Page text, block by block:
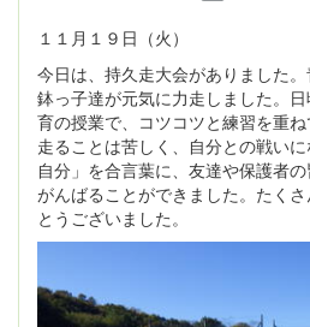
１１月１９日（火）
今日は、持久走大会がありました。
鉢っ子達が元気に力走しました。
育の授業で、コツコツと練習を重
走ることは苦しく、自分との戦い
自分」を合言葉に、友達や保護者の
がんばることができました。たく
とうございました。